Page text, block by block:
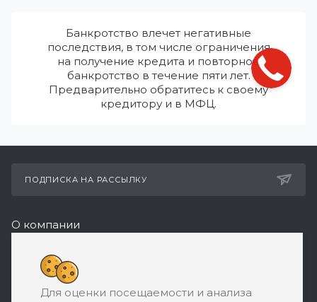
Банкротство влечет негативные
последствия, в том числе ограничения
на получение кредита и повторное
банкротство в течение пяти лет.
Предварительно обратитесь к своему
кредитору и в МФЦ.
ПОДПИСКА НА РАССЫЛКУ
О компании
Реквизиты
+7 (495) 532-05-11
ЗАКАЗАТЬ ЗВОНОК
Для оценки посещаемости и анализа